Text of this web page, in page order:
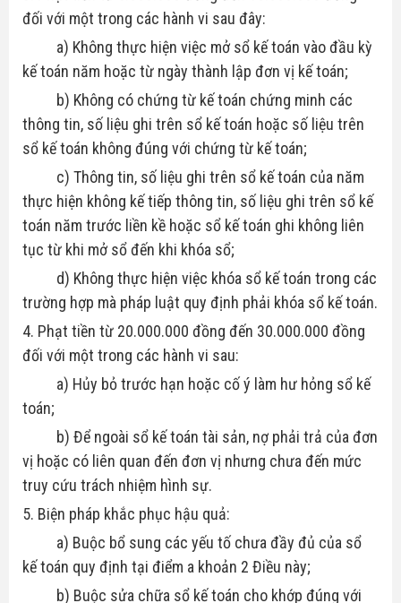
đối với một trong các hành vi sau đây:
a) Không thực hiện việc mở sổ kế toán vào đầu kỳ
kế toán năm hoặc từ ngày thành lập đơn vị kế toán;
b) Không có chứng từ kế toán chứng minh các
thông tin, số liệu ghi trên sổ kế toán hoặc số liệu trên
sổ kế toán không đúng với chứng từ kế toán;
c) Thông tin, số liệu ghi trên sổ kế toán của năm
thực hiện không kế tiếp thông tin, số liệu ghi trên sổ kế
toán năm trước liền kề hoặc sổ kế toán ghi không liên
tục từ khi mở sổ đến khi khóa sổ;
d) Không thực hiện việc khóa sổ kế toán trong các
trường hợp mà pháp luật quy định phải khóa sổ kế toán.
4. Phạt tiền từ 20.000.000 đồng đến 30.000.000 đồng
đối với một trong các hành vi sau:
a) Hủy bỏ trước hạn hoặc cố ý làm hư hỏng sổ kế
toán;
b) Để ngoài sổ kế toán tài sản, nợ phải trả của đơn
vị hoặc có liên quan đến đơn vị nhưng chưa đến mức
truy cứu trách nhiệm hình sự.
5. Biện pháp khắc phục hậu quả:
a) Buộc bổ sung các yếu tố chưa đầy đủ của sổ
kế toán quy định tại điểm a khoản 2 Điều này;
b) Buộc sửa chữa sổ kế toán cho khớp đúng với